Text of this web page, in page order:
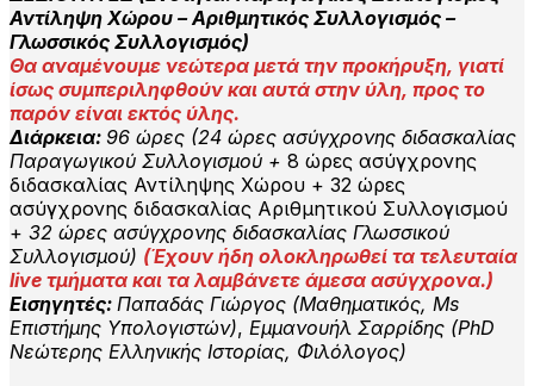
Αντίληψη Χώρου – Αριθμητικός Συλλογισμός –
Γλωσσικός Συλλογισμός)
Θα αναμένουμε νεώτερα μετά την προκήρυξη, γιατί
ίσως συμπεριληφθούν και αυτά στην ύλη, προς το
παρόν είναι εκτός ύλης.
Διάρκεια: 96 ώρες (24 ώρες ασύγχρονης διδασκαλίας
Παραγωγικού Συλλογισμού + 8 ώρες ασύγχρονης
διδασκαλίας Αντίληψης Χώρου + 32 ώρες
ασύγχρονης διδασκαλίας Αριθμητικού Συλλογισμού
+ 32 ώρες ασύγχρονης διδασκαλίας Γλωσσικού
Συλλογισμού) (Έχουν ήδη ολοκληρωθεί τα τελευταία
live τμήματα και τα λαμβάνετε άμεσα ασύγχρονα.)
Εισηγητές: Παπαδάς Γιώργος (Μαθηματικός, Μs
Επιστήμης Υπολογιστών), Εμμανουήλ Σαρρίδης (PhD
Νεώτερης Ελληνικής Ιστορίας, Φιλόλογος)